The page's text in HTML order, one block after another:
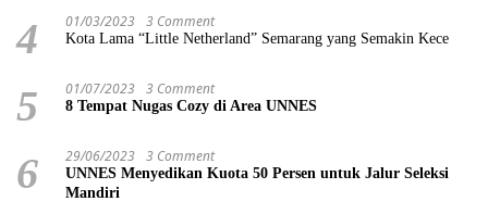
4 01/03/2023 3 Comment
Kota Lama “Little Netherland” Semarang yang Semakin Kece
5 01/07/2023 3 Comment
8 Tempat Nugas Cozy di Area UNNES
6 29/06/2023 3 Comment
UNNES Menyedikan Kuota 50 Persen untuk Jalur Seleksi
Mandiri